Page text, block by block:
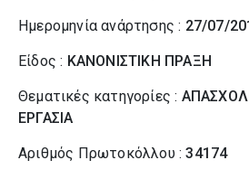
Ημερομηνία ανάρτησης : 27/07/
Είδος : ΚΑΝΟΝΙΣΤΙΚΗ ΠΡΑΞΗ
Θεματικές κατηγορίες :
ΕΡΓΑΣΙΑ
Αριθμός Πρωτοκόλλου :34174